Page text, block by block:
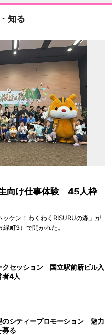
知る
向け仕事体験 45人枠
ケン！わくわくRISURUの森」が
町3）で開かれた。
クセッション 国立駅前新ビル入
者4人
のシティープロモーション 魅力
募る